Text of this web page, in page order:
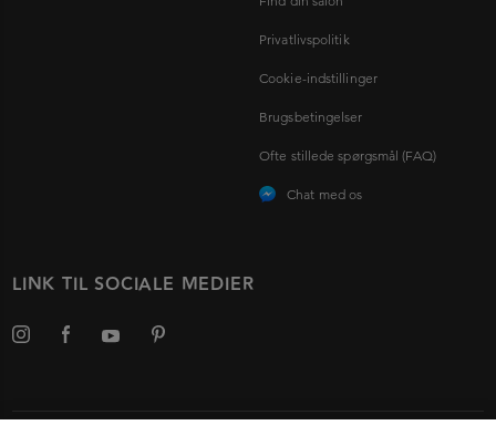
Privatlivspolitik
Cookie-indstillinger
Brugsbetingelser
Ofte stillede spørgsmål (FAQ)
Chat med os
LINK TIL SOCIALE MEDIER